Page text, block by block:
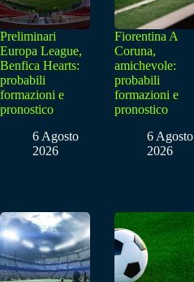
Preliminari
Europa League,
Benfica Hearts:
probabili
formazioni e
pronostico
6 Agosto
2026
Fiorentina A
Coruna,
amichevole:
probabili
formazioni e
pronostico
6 Agosto
2026